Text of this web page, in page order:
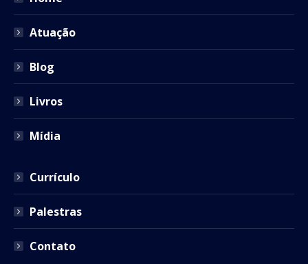
newnew
Atuação
Blog
Livros
Mídia
Currículo
Palestras
Contato